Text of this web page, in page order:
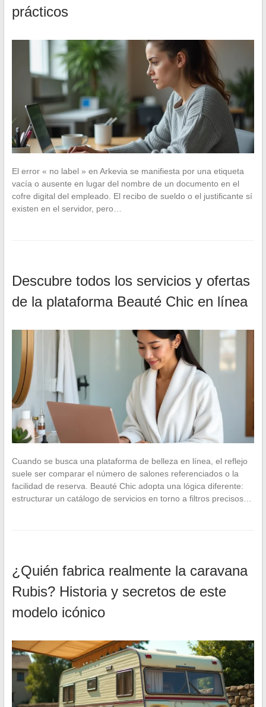
prácticos
El error « no label » en Arkevia se manifiesta por una etiqueta
vacía o ausente en lugar del nombre de un documento en el
cofre digital del empleado. El recibo de sueldo o el justificante sí
existen en el servidor, pero…
Descubre todos los servicios y ofertas
de la plataforma Beauté Chic en línea
Cuando se busca una plataforma de belleza en línea, el reflejo
suele ser comparar el número de salones referenciados o la
facilidad de reserva. Beauté Chic adopta una lógica diferente:
estructurar un catálogo de servicios en torno a filtros precisos…
¿Quién fabrica realmente la caravana
Rubis? Historia y secretos de este
modelo icónico